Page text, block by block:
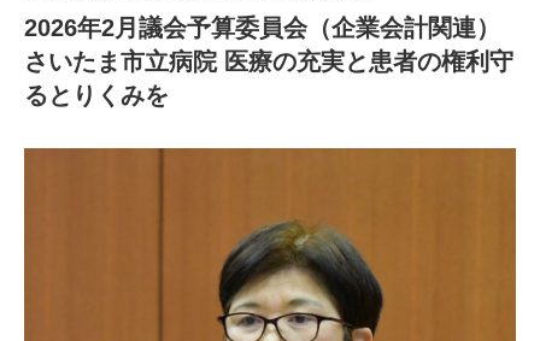
2026年2月議会予算委員会（企業会計関連）
さいたま市立病院 医療の充実と患者の権利守
るとりくみを